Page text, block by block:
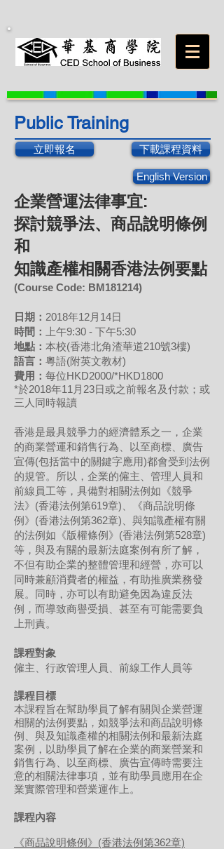
Public Training
立即報名 下載課程資料
English Version
企業營運法律事宜:
探討競爭法、商品說明條例
和
知識產權相關香港法例要點
(Course Code: BM181214)
日期： 2018年12月14日
時間：
上午9:30 - 下午5:30
地點： 本校(香港北角渣華道210號3樓)
語言： 粵語(附英文教材)
費用： 每位HKD2000/*HKD1800
*於2018年11月23日或之前報名及付款；或
三人同時報讀
香港是最具競爭力的經濟體系之一，企業
的商業營運和銷售行為、以至商標、廣告
宣傳(包括當中的關鍵字應用)都會受到法例
的規管。所以，企業的僱主、管理人員和
前線員工等，具備對相關法例如《競爭
法》(香港法例第619章)、《商品說明條
例》(香港法例第362章)、與知識產權有關
的法例如《版權條例》(香港法例第528章)
等，與及有關的最新法庭案例有所了解，
不但有助企業的整體管理和經營，亦可以
同時兼顧消費者的權益，有助推廣業務發
展。同時，亦可以有助避免因為違反法
例，而導致商譽受損、甚至有可能需要負
上刑責。
課程對象
僱主、行政管理人員、前線工作人員等
課程目標
本課程旨在幫助學員了解有關與企業營運
相關的法例要點，如競爭法和商品說明條
例、與及知識產權的相關法例和最新法庭
案例，以助學員了解在企業的商業營業和
銷售行為、以至商標、廣告宣傳時需要注
意的相關法律事項，並有助學員應用在企
業實際管理和營業運作上。
課程內容
《商品說明條例》(香港法例第362章)